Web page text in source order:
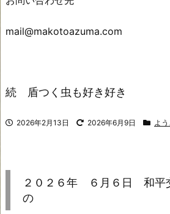
mail@makotoazuma.com
続 盾つく虫も好き好き
2026年2月13日 2026年6月9日 よ
２０２６年 ６月６日 和平
の